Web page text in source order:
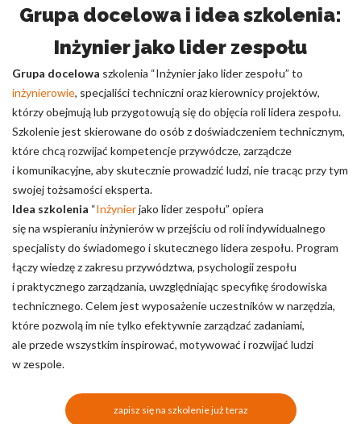
Grupa docelowa i idea szkolenia:
Inżynier jako lider zespołu
Grupa docelowa szkolenia “Inżynier jako lider zespołu” to
inżynierowie, specjaliści techniczni oraz kierownicy projektów,
którzy obejmują lub przygotowują się do objęcia roli lidera zespołu.
Szkolenie jest skierowane do osób z doświadczeniem technicznym,
które chcą rozwijać kompetencje przywódcze, zarządcze
i komunikacyjne, aby skutecznie prowadzić ludzi, nie tracąc przy tym
swojej tożsamości eksperta.
Idea szkolenia “Inżynierjako lider zespołu” opiera
się na wspieraniu inżynierów w przejściu od roli indywidualnego
specjalisty do świadomego i skutecznego lidera zespołu. Program
łączy wiedzę z zakresu przywództwa, psychologii zespołu
i praktycznego zarządzania, uwzględniając specyfikę środowiska
technicznego. Celem jest wyposażenie uczestników w narzędzia,
które pozwolą im nie tylko efektywnie zarządzać zadaniami,
ale przede wszystkim inspirować, motywować i rozwijać ludzi
w zespole.
zapisz się na szkolenie już teraz